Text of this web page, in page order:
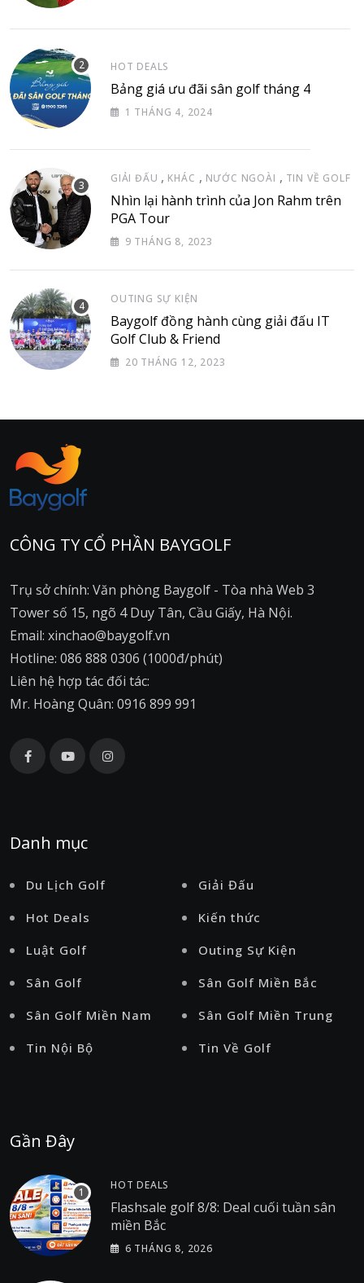
HOT DEALS
Bảng giá ưu đãi sân golf tháng 4
1 THÁNG 4, 2024
GIẢI ĐẤU , KHÁC , NƯỚC NGOÀI , TIN VỀ GOLF
Nhìn lại hành trình của Jon Rahm trên
PGA Tour
9 THÁNG 8, 2023
OUTING SỰ KIỆN
Baygolf đồng hành cùng giải đấu IT
Golf Club & Friend
20 THÁNG 12, 2023
CÔNG TY CỔ PHẦN BAYGOLF
Trụ sở chính: Văn phòng Baygolf - Tòa nhà Web 3
Tower số 15, ngõ 4 Duy Tân, Cầu Giấy, Hà Nội.
Email: xinchao@baygolf.vn
Hotline: 086 888 0306 (1000đ/phút)
Liên hệ hợp tác đối tác:
Mr. Hoàng Quân: 0916 899 991
Danh mục
Du Lịch Golf
Giải Đấu
Hot Deals
Kiến thức
Luật Golf
Outing Sự Kiện
Sân Golf
Sân Golf Miền Bắc
Sân Golf Miền Nam
Sân Golf Miền Trung
Tin Nội Bộ
Tin Về Golf
Gần Đây
HOT DEALS
Flashsale golf 8/8: Deal cuối tuần sân
miền Bắc
6 THÁNG 8, 2026